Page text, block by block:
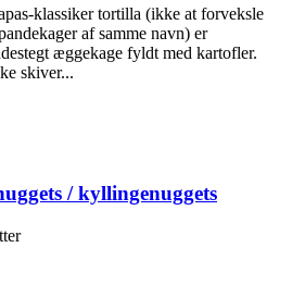
klassiker tortilla (ikke at forveksle
af samme navn) er
æggekage fyldt med kartofler.
skiver...
/ kyllingenuggets